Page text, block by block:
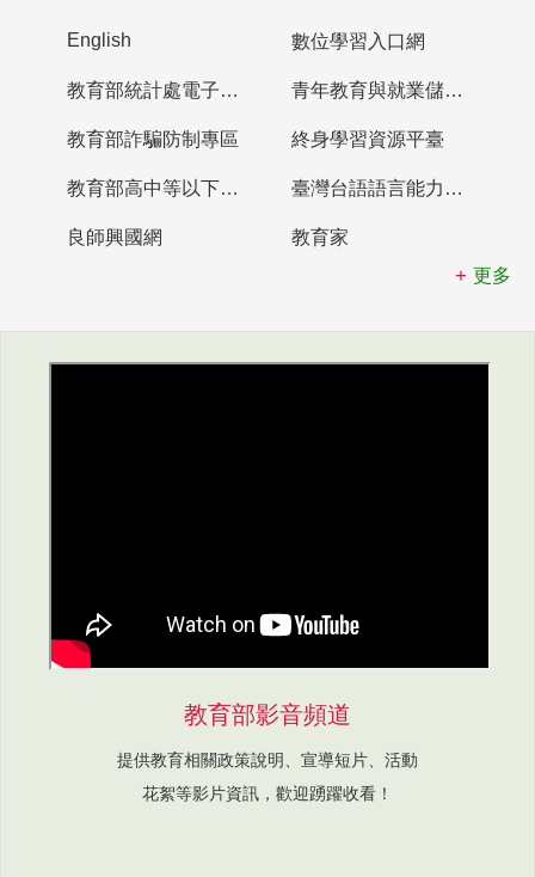
English 數位學習入口網
教育部統計處電子書櫃 青年教育與就業儲蓄帳戶
教育部詐騙防制專區 終身學習資源平臺
教育部高中等以下學校及幼兒園教師資格檢定考試 臺灣台語語言能力認證網站
良師興國網
教育家
更多
教育部影音頻道
提供教育相關政策說明、宣導短片、活動
花絮等影片資訊，歡迎踴躍收看！